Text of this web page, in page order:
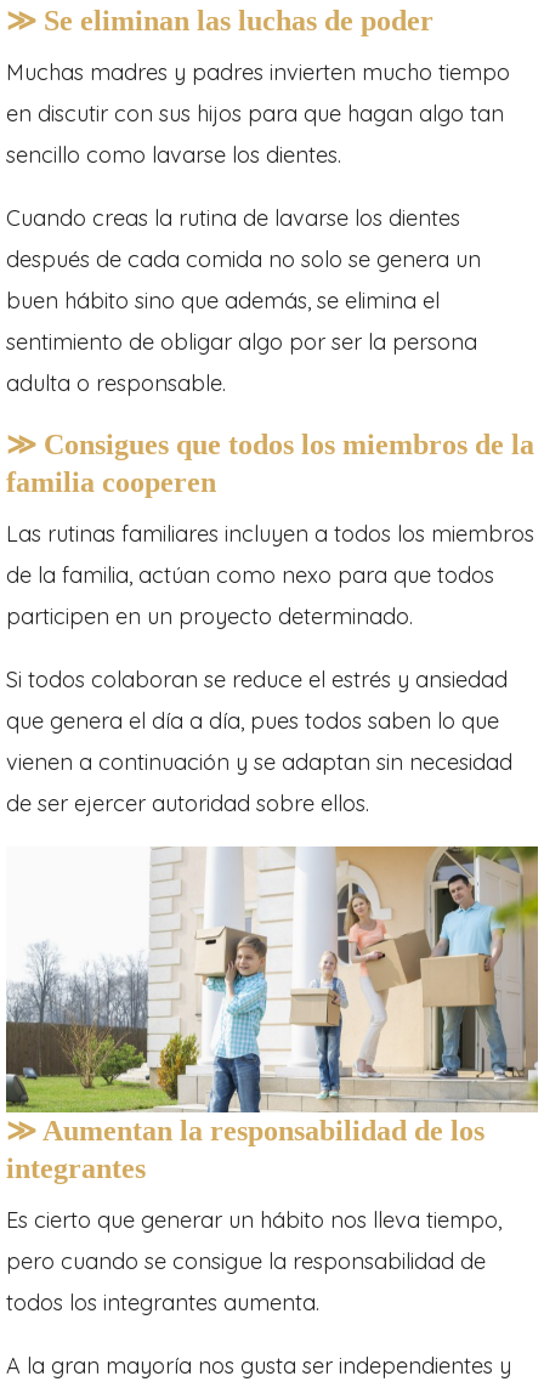
≫ Se eliminan las luchas de poder
Muchas madres y padres invierten mucho tiempo
en discutir con sus hijos para que hagan algo tan
sencillo como lavarse los dientes.
Cuando creas la rutina de lavarse los dientes
después de cada comida no solo se genera un
buen hábito sino que además, se elimina el
sentimiento de obligar algo por ser la persona
adulta o responsable.
≫ Consigues que todos los miembros de la
familia cooperen
Las rutinas familiares incluyen a todos los miembros
de la familia, actúan como nexo para que todos
participen en un proyecto determinado.
Si todos colaboran se reduce el estrés y ansiedad
que genera el día a día, pues todos saben lo que
vienen a continuación y se adaptan sin necesidad
de ser ejercer autoridad sobre ellos.
≫ Aumentan la responsabilidad de los
integrantes
Es cierto que generar un hábito nos lleva tiempo,
pero cuando se consigue la responsabilidad de
todos los integrantes aumenta.
A la gran mayoría nos gusta ser independientes y